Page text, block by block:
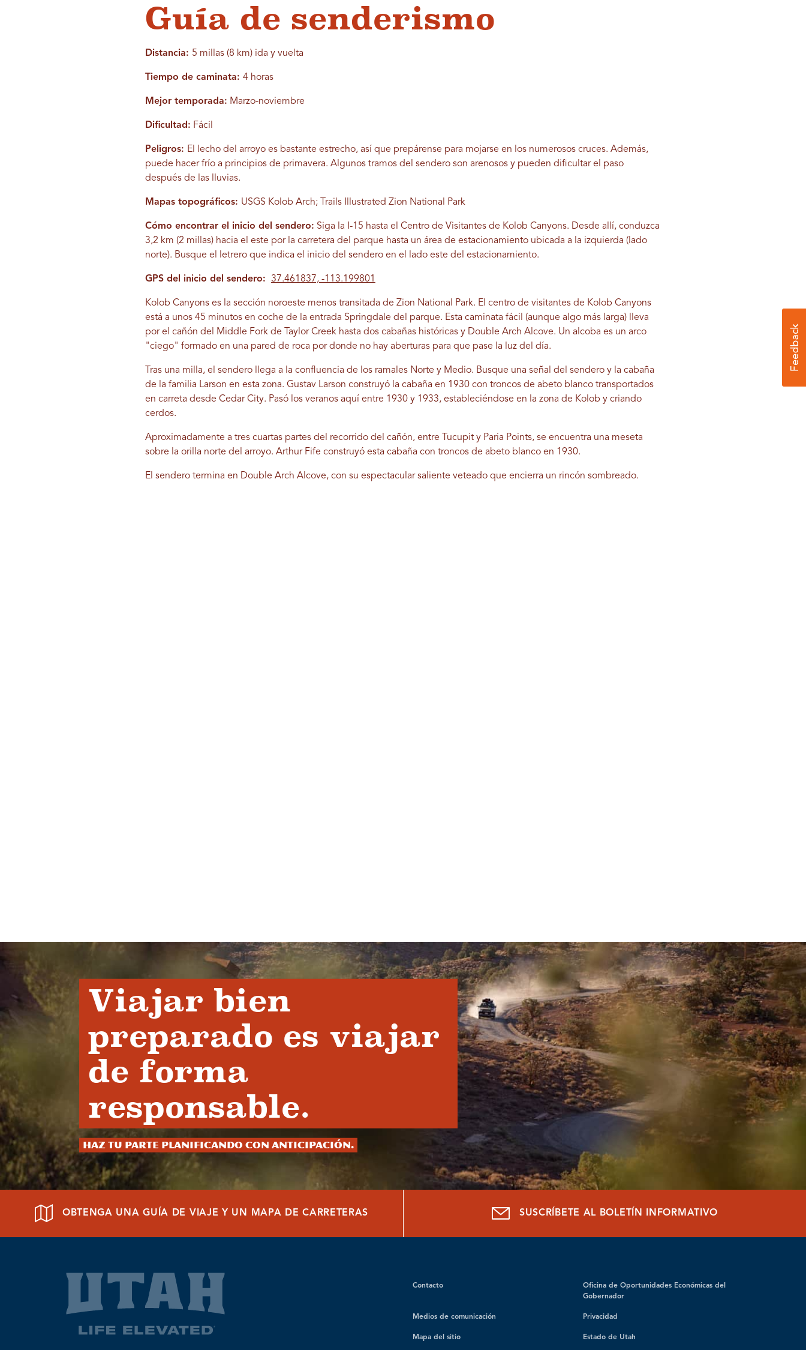
Guía de senderismo
Distancia: 5 millas (8 km) ida y vuelta
Tiempo de caminata: 4 horas
Mejor temporada: Marzo-noviembre
Dificultad: Fácil
Peligros: El lecho del arroyo es bastante estrecho, así que prepárense para mojarse en los numerosos cruces. Además,
puede hacer frío a principios de primavera. Algunos tramos del sendero son arenosos y pueden dificultar el paso
después de las lluvias.
Mapas topográficos: USGS Kolob Arch; Trails Illustrated Zion National Park
Cómo encontrar el inicio del sendero: Siga la I-15 hasta el Centro de Visitantes de Kolob Canyons. Desde allí, conduzca
3,2 km (2 millas) hacia el este por la carretera del parque hasta un área de estacionamiento ubicada a la izquierda (lado
norte). Busque el letrero que indica el inicio del sendero en el lado este del estacionamiento.
GPS del inicio del sendero: 37.461837, -113.199801
Kolob Canyons es la sección noroeste menos transitada de Zion National Park. El centro de visitantes de Kolob Canyons
está a unos 45 minutos en coche de la entrada Springdale del parque. Esta caminata fácil (aunque algo más larga) lleva
por el cañón del Middle Fork de Taylor Creek hasta dos cabañas históricas y Double Arch Alcove. Un alcoba es un arco
"ciego" formado en una pared de roca por donde no hay aberturas para que pase la luz del día.
Tras una milla, el sendero llega a la confluencia de los ramales Norte y Medio. Busque una señal del sendero y la cabaña
de la familia Larson en esta zona. Gustav Larson construyó la cabaña en 1930 con troncos de abeto blanco transportados
en carreta desde Cedar City. Pasó los veranos aquí entre 1930 y 1933, estableciéndose en la zona de Kolob y criando
cerdos.
Aproximadamente a tres cuartas partes del recorrido del cañón, entre Tucupit y Paria Points, se encuentra una meseta
sobre la orilla norte del arroyo. Arthur Fife construyó esta cabaña con troncos de abeto blanco en 1930.
El sendero termina en Double Arch Alcove, con su espectacular saliente veteado que encierra un rincón sombreado.
Viajar bien
preparado es viajar
de forma
responsable.
Haz tu parte planificando con anticipación.
OBTENGA UNA GUÍA DE VIAJE Y UN MAPA DE CARRETERAS SUSCRÍBETE AL BOLETÍN INFORMATIVO
Contacto
Oficina de Oportunidades Económicas del
Gobernador
Medios de comunicación Privacidad
Mapa del sitio Estado de Utah